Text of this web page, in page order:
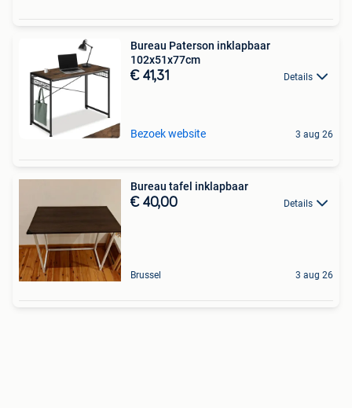
Bureau Paterson inklapbaar
102x51x77cm
€ 41,31 Details
Bezoek website 3 aug 26
Bureau tafel inklapbaar
€ 40,00 Details
Brussel 3 aug 26